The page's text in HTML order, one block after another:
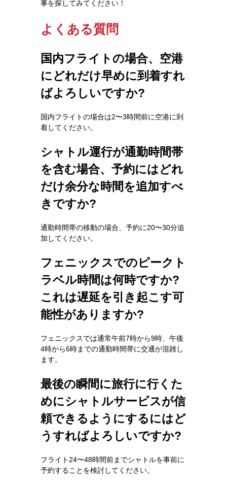
事を探してみてください！
よくある質問
国内フライトの場合、空港
にどれだけ早めに到着すれ
ばよろしいですか?
国内フライトの場合は2〜3時間前に空港に到
着してください。
シャトル運行が通勤時間帯
を含む場合、予約にはどれ
だけ余分な時間を追加すべ
きですか?
通勤時間帯の移動の場合、予約に20〜30分追
加してください。
フェニックスでのピークト
ラベル時間は何時ですか?
これは遅延を引き起こす可
能性がありますか?
フェニックスでは通常午前7時から9時、午後
4時から6時までの通勤時間帯に交通が混雑し
ます。
最後の瞬間に旅行に行くた
めにシャトルサービスが信
頼できるようにするにはど
うすればよろしいですか?
フライト24〜48時間前までシャトルを事前に
予約することを検討してください。